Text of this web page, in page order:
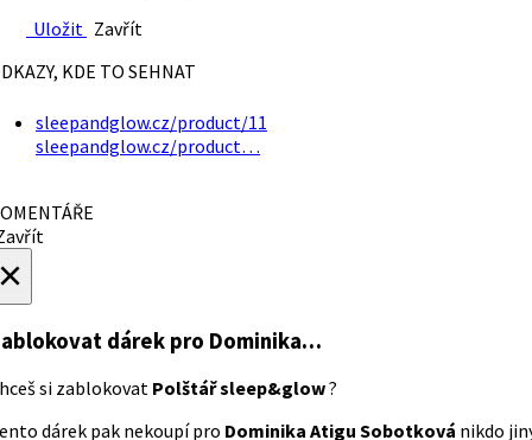
Uložit Zavřít
KDE TO SEHNAT
sleepandglow.cz/product/11
sleepandglow.cz/product…
dárek pro Dominika…
si zablokovat Polštář sleep&glow?
dárek pak nekoupí pro Dominika Atigu Sobotková nikdo